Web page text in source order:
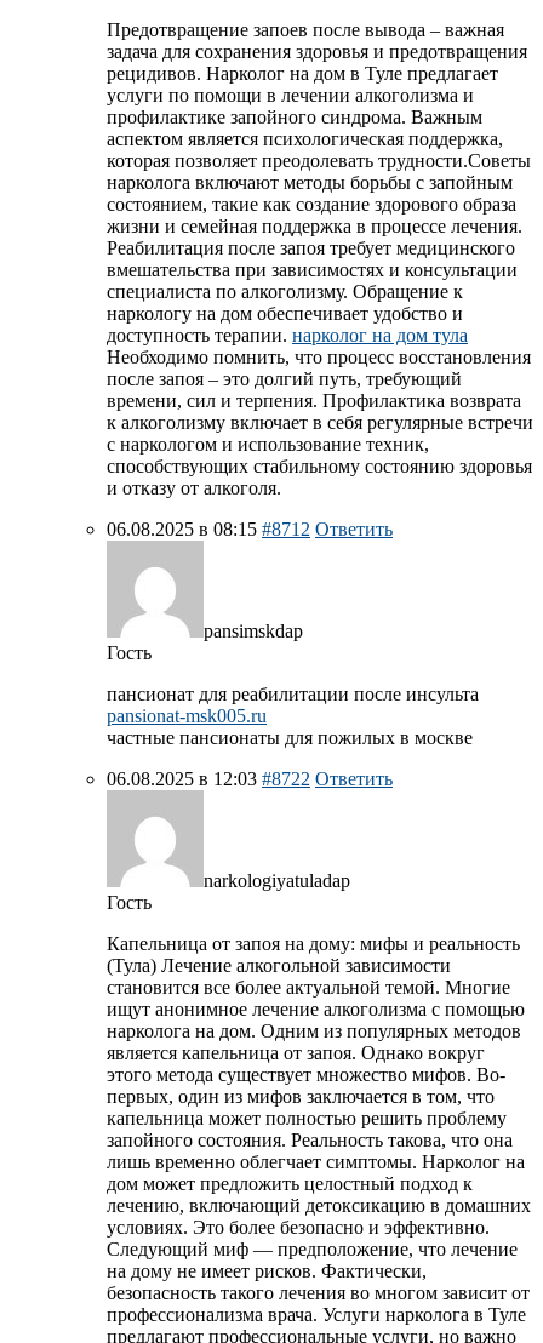
Предотвращение запоев после вывода – важная
задача для сохранения здоровья и предотвращения
рецидивов. Нарколог на дом в Туле предлагает
услуги по помощи в лечении алкоголизма и
профилактике запойного синдрома. Важным
аспектом является психологическая поддержка,
которая позволяет преодолевать трудности.Советы
нарколога включают методы борьбы с запойным
состоянием, такие как создание здорового образа
жизни и семейная поддержка в процессе лечения.
Реабилитация после запоя требует медицинского
вмешательства при зависимостях и консультации
специалиста по алкоголизму. Обращение к
наркологу на дом обеспечивает удобство и
доступность терапии. нарколог на дом тула
Необходимо помнить, что процесс восстановления
после запоя – это долгий путь, требующий
времени, сил и терпения. Профилактика возврата
к алкоголизму включает в себя регулярные встречи
с наркологом и использование техник,
способствующих стабильному состоянию здоровья
и отказу от алкоголя.
06.08.2025 в 08:15 #8712 Ответить
pansimskdap
Гость
пансионат для реабилитации после инсульта
pansionat-msk005.ru
частные пансионаты для пожилых в москве
06.08.2025 в 12:03 #8722 Ответить
narkologiyatuladap
Гость
Капельница от запоя на дому: мифы и реальность
(Тула) Лечение алкогольной зависимости
становится все более актуальной темой. Многие
ищут анонимное лечение алкоголизма с помощью
нарколога на дом. Одним из популярных методов
является капельница от запоя. Однако вокруг
этого метода существует множество мифов. Во-
первых, один из мифов заключается в том, что
капельница может полностью решить проблему
запойного состояния. Реальность такова, что она
лишь временно облегчает симптомы. Нарколог на
дом может предложить целостный подход к
лечению, включающий детоксикацию в домашних
условиях. Это более безопасно и эффективно.
Следующий миф — предположение, что лечение
на дому не имеет рисков. Фактически,
безопасность такого лечения во многом зависит от
профессионализма врача. Услуги нарколога в Туле
предлагают профессиональные услуги, но важно